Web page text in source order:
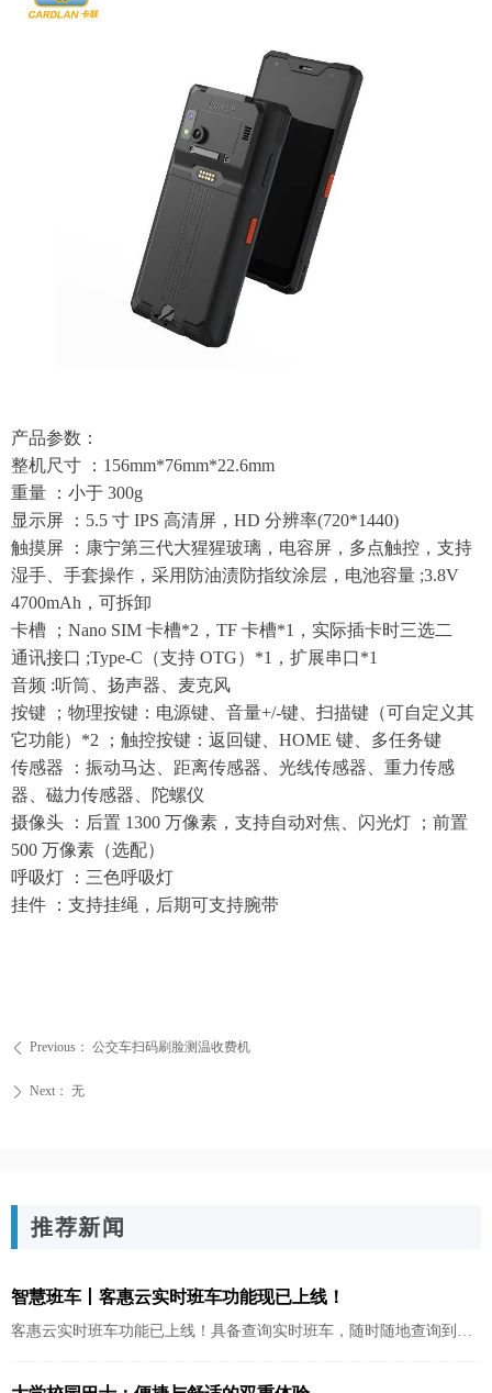
产品参数：
整机尺寸 ：156mm*76mm*22.6mm
重量 ：小于 300g
显示屏 ：5.5 寸 IPS 高清屏，HD 分辨率(720*1440)
触摸屏 ：康宁第三代大猩猩玻璃，电容屏，多点触控，支持
湿手、手套操作，采用防油渍防指纹涂层，电池容量 ;3.8V
4700mAh，可拆卸
卡槽 ；Nano SIM 卡槽*2，TF 卡槽*1，实际插卡时三选二
通讯接口 ;Type-C（支持 OTG）*1，扩展串口*1
音频 :听筒、扬声器、麦克风
按键 ；物理按键：电源键、音量+/-键、扫描键（可自定义其
它功能）*2 ；触控按键：返回键、HOME 键、多任务键
传感器 ：振动马达、距离传感器、光线传感器、重力传感
器、磁力传感器、陀螺仪
摄像头 ：后置 1300 万像素，支持自动对焦、闪光灯 ；前置
500 万像素（选配）
呼吸灯 ：三色呼吸灯
挂件 ：支持挂绳，后期可支持腕带
ꄴ Previous： 公交车扫码刷脸测温收费机
ꄲ Next： 无
推荐新闻
智慧班车丨客惠云实时班车功能现已上线！
客惠云实时班车功能已上线！具备查询实时班车，随时随地查询到班